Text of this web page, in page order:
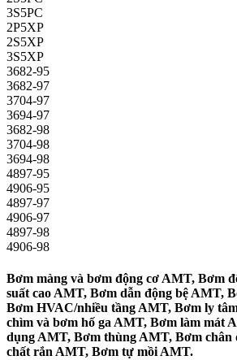
3S5PC
2P5XP
2S5XP
3S5XP
3682-95
3682-97
3704-97
3694-97
3682-98
3704-98
3694-98
4897-95
4906-95
4897-97
4906-97
4897-98
4906-98
Bơm màng và bơm động cơ AMT, Bơm
suất cao AMT, Bơm dẫn động bệ AMT,
Bơm HVAC/nhiều tầng AMT, Bơm ly
chìm và bơm hố ga AMT, Bơm làm mát
dụng AMT, Bơm thùng AMT, Bơm chân
chất rắn AMT, Bơm tự mồi AMT.